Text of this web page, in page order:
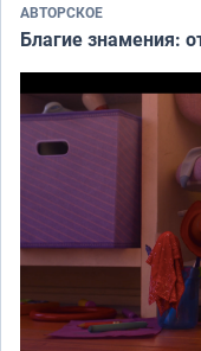
АВТОРСКОЕ
Благие знамения: